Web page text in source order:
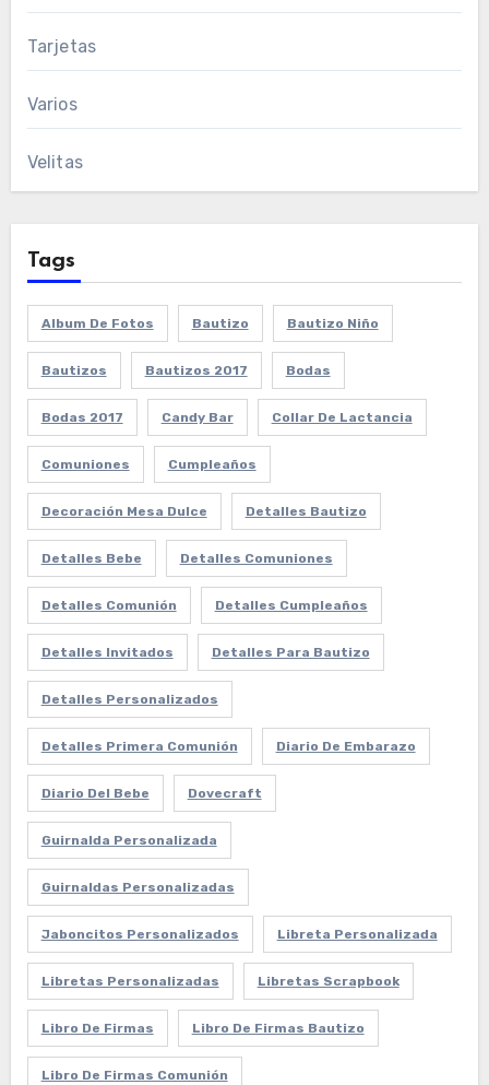
Tarjetas
Varios
Velitas
Tags
Album De Fotos Bautizo Bautizo Niño
Bautizos Bautizos 2017 Bodas
Bodas 2017 Candy Bar Collar De Lactancia
Comuniones Cumpleaños
Decoración Mesa Dulce Detalles Bautizo
Detalles Bebe Detalles Comuniones
Detalles Comunión Detalles Cumpleaños
Detalles Invitados Detalles Para Bautizo
Detalles Personalizados
Detalles Primera Comunión Diario De Embarazo
Diario Del Bebe Dovecraft
Guirnalda Personalizada
Guirnaldas Personalizadas
Jaboncitos Personalizados Libreta Personalizada
Libretas Personalizadas Libretas Scrapbook
Libro De Firmas Libro De Firmas Bautizo
Libro De Firmas Comunión